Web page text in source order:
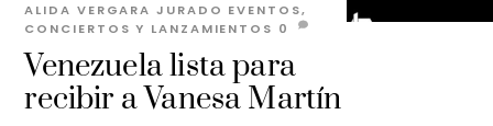
Venezuela lista para
recibir a Vanesa Martín
ALIDA VERGARA JURADO EVENTOS,
CONCIERTOS Y LANZAMIENTOS 0